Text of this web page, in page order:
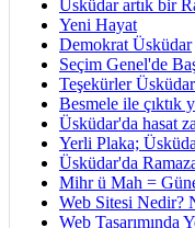
Üsküdar artık bir
Yeni Hayat
Demokrat Üsküdar
Seçim Genel'de
Teşekürler
Besmele ile çıktık
Üsküdar'da hasat
Yerli Plaka;
Üsküdar'da
Mihr ü Mah =
Web Sitesi Nedir?
Web